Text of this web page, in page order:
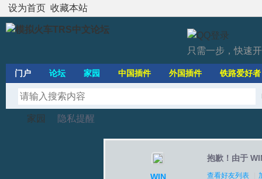
设为首页 收藏本站
只需一步，快速
门户 论坛 家园 中国插件 外国插件 铁路爱好者
家园 隐私提醒
WIN
抱歉！由于
查看好友列表